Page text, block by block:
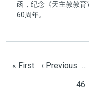
函，纪念《天主教教育
60周年。
First page
« First Previous
‹ Previous …
46